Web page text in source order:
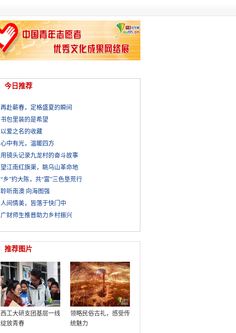
今日推荐
再赴蕲春，定格盛夏的瞬间
书包里装的是希望
以爱之名的收藏
心中有光，温暖四方
用镜头记录九龙村的奋斗故事
望江南红旗渠，眺乌山革命地
“乡”约大陈，共“富”三色垦荒行
聆听南澳 向海图强
人间情美，皆落于快门中
广财师生推普助力乡村振兴
推荐图片
西工大研支团基层一线
绽放青春
领略民俗古礼，感受传
统魅力